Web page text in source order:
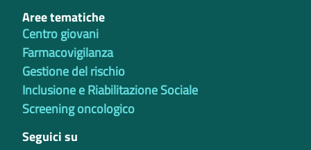
Aree tematiche
Centro giovani
Farmacovigilanza
Gestione del rischio
Inclusione e Riabilitazione Sociale
Screening oncologico
Seguici su